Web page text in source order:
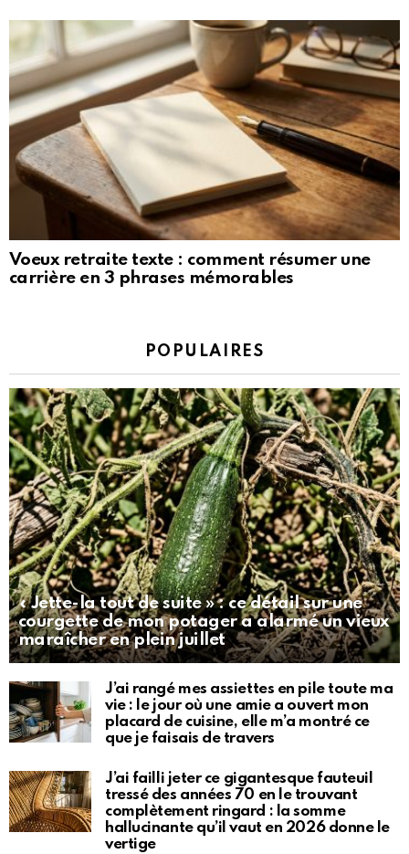
Voeux retraite texte : comment résumer une
carrière en 3 phrases mémorables
POPULAIRES
« Jette-la tout de suite » : ce détail sur une
courgette de mon potager a alarmé un vieux
maraîcher en plein juillet
J’ai rangé mes assiettes en pile toute ma
vie : le jour où une amie a ouvert mon
placard de cuisine, elle m’a montré ce
que je faisais de travers
J’ai failli jeter ce gigantesque fauteuil
tressé des années 70 en le trouvant
complètement ringard : la somme
hallucinante qu’il vaut en 2026 donne le
vertige